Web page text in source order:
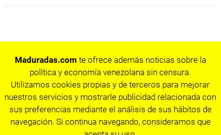
Maduradas.com te ofrece además noticias sobre la
política y economía venezolana sin censura.
Utilizamos cookies propias y de terceros para mejorar
nuestros servicios y mostrarle publicidad relacionada con
sus preferencias mediante el análisis de sus hábitos de
navegación. Si continua navegando, consideramos que